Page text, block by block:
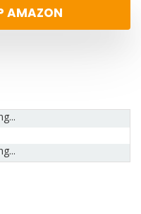
AMAZON